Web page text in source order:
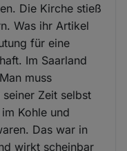
Die Kirche stieß
Was ihr Artikel
für eine
Im Saarland
muss
Zeit selbst
Kohle und
Das war in
wirkt scheinbar